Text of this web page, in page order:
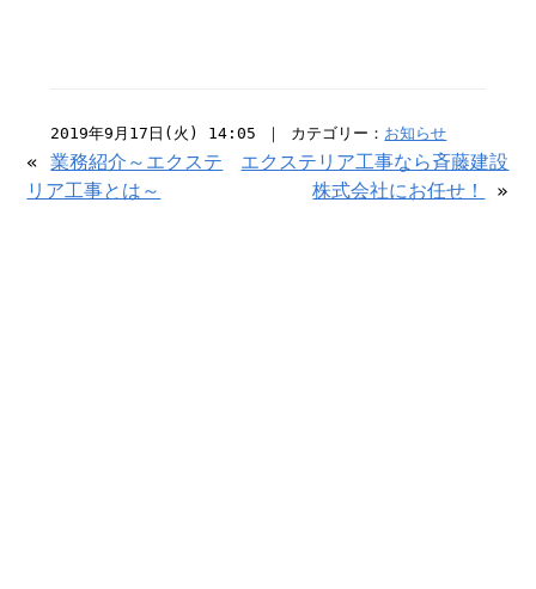
2019年9月17日(火) 14:05 ｜ カテゴリー： お知らせ
«業務紹介～エクステ
リア工事とは～
エクステリア工事なら斉藤建設
株式会社にお任せ！
»